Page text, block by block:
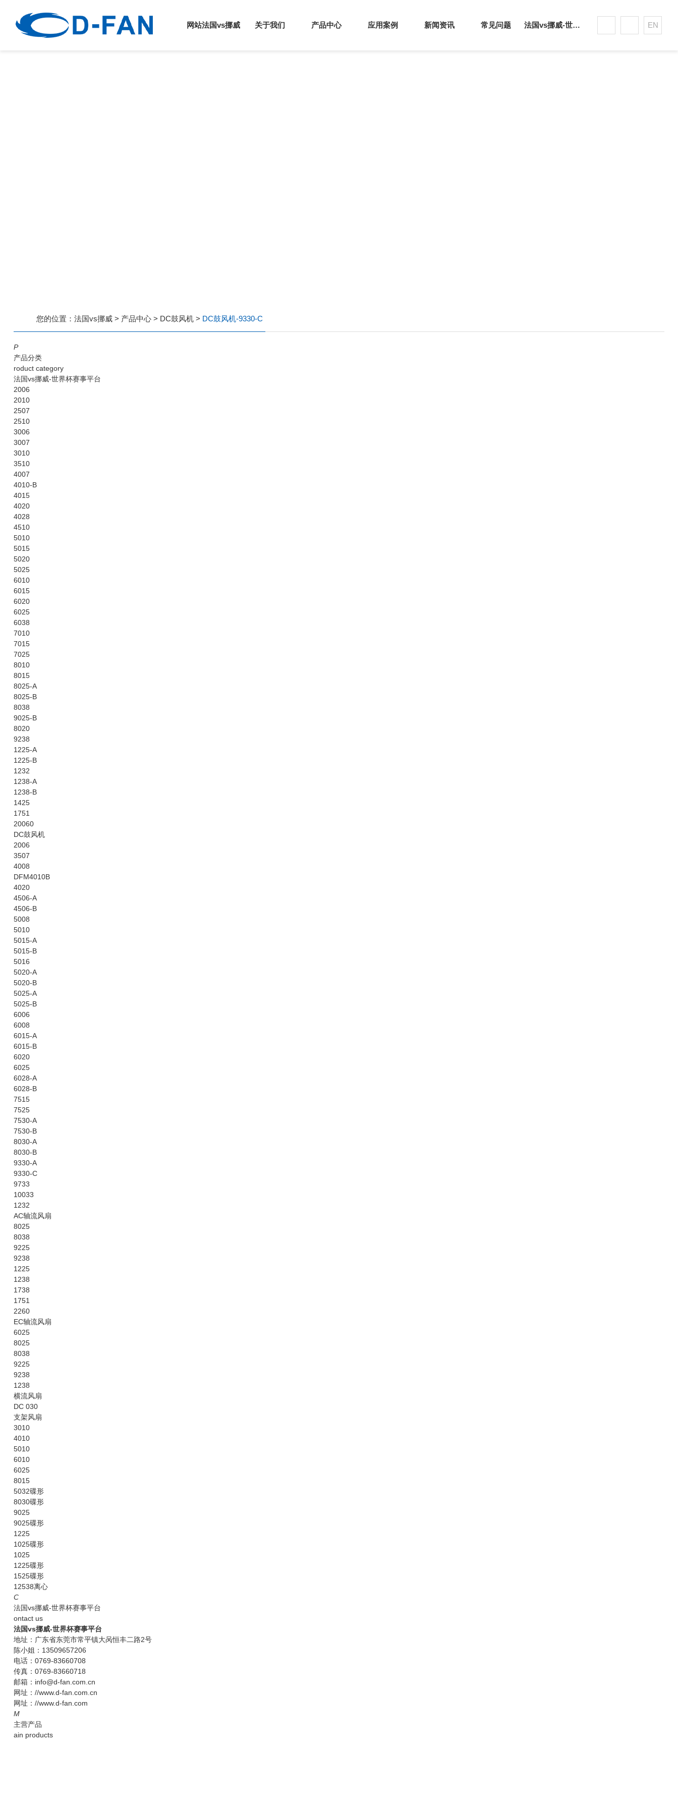
网站法国vs挪威 关于我们 产品中心 应用案例 新闻资讯 常见问题 法国vs挪威-世界杯赛事平台 EN
您的位置： 法国vs挪威> 产品中心> DC鼓风机> DC鼓风机-9330-C
P
产品分类
roduct category
法国vs挪威-世界杯赛事平台
2006
2010
2507
2510
3006
3007
3010
3510
4007
4010-B
4015
4020
4028
4510
5010
5015
5020
5025
6010
6015
6020
6025
6038
7010
7015
7025
8010
8015
8025-A
8025-B
8038
9025-B
8020
9238
1225-A
1225-B
1232
1238-A
1238-B
1425
1751
20060
DC鼓风机
2006
3507
4008
DFM4010B
4020
4506-A
4506-B
5008
5010
5015-A
5015-B
5016
5020-A
5020-B
5025-A
5025-B
6006
6008
6015-A
6015-B
6020
6025
6028-A
6028-B
7515
7525
7530-A
7530-B
8030-A
8030-B
9330-A
9330-C
9733
10033
1232
AC轴流风扇
8025
8038
9225
9238
1225
1238
1738
1751
2260
EC轴流风扇
6025
8025
8038
9225
9238
1238
横流风扇
DC 030
支架风扇
3010
4010
5010
6010
6025
8015
5032碟形
8030碟形
9025
9025碟形
1225
1025碟形
1025
1225碟形
1525碟形
12538离心
C
法国vs挪威-世界杯赛事平台
ontact us
法国vs挪威-世界杯赛事平台
地址：广东省东莞市常平镇大呙恒丰二路2号
陈小姐：13509657206
电话：0769-83660708
传真：0769-83660718
邮箱：info@d-fan.com.cn
网址：//www.d-fan.com.cn
网址：//www.d-fan.com
M
主营产品
ain products